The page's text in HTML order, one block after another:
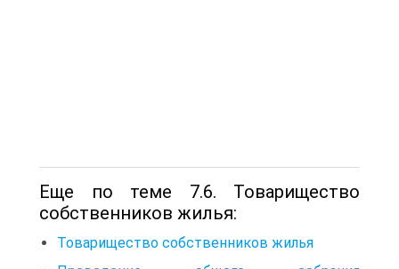
Еще по теме 7.6. Товарищество
собственников жилья:
Товарищество собственников жилья